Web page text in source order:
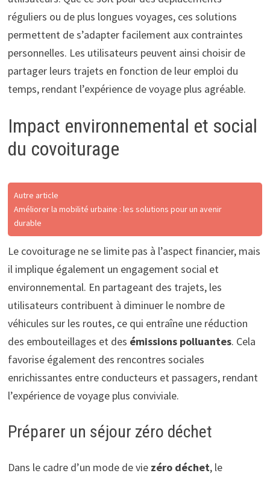
réguliers ou de plus longues voyages, ces solutions
permettent de s’adapter facilement aux contraintes
personnelles. Les utilisateurs peuvent ainsi choisir de
partager leurs trajets en fonction de leur emploi du
temps, rendant l’expérience de voyage plus agréable.
Impact environnemental et social
du covoiturage
Autre article
Améliorer la mobilité urbaine : les solutions pour un avenir
durable
Le covoiturage ne se limite pas à l’aspect financier, mais
il implique également un engagement social et
environnemental. En partageant des trajets, les
utilisateurs contribuent à diminuer le nombre de
véhicules sur les routes, ce qui entraîne une réduction
des embouteillages et des émissions polluantes. Cela
favorise également des rencontres sociales
enrichissantes entre conducteurs et passagers, rendant
l’expérience de voyage plus conviviale.
Préparer un séjour zéro déchet
Dans le cadre d’un mode de vie zéro déchet, le